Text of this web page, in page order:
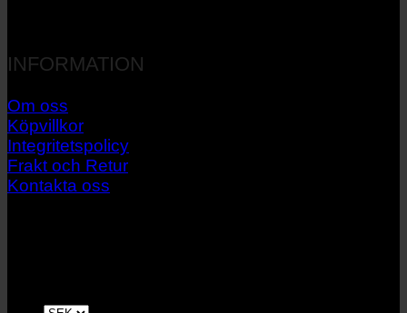
INFORMATION
Om oss
Köpvillkor
Integritetspolicy
Frakt och Retur
Kontakta oss